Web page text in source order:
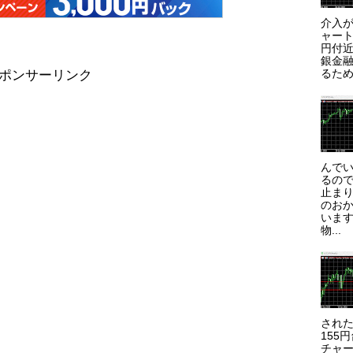
ンサーリンク
介入
ャー
円付
銀金
るた
んで
るの
止ま
のお
いま
物...
され
155
チャ